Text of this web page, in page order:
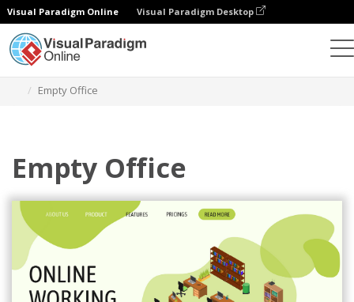
Visual Paradigm Online Visual Paradigm Desktop
Empty Office
Empty Office